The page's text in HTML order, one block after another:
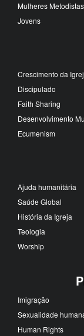
Mulheres
Jovens
Crescimento da
Discipulado
Faith Sharing
Desenvolvimento
Ecumenism
Ajuda humanitária
Saúde Global
História da Igreja
Teologia
Worship
Imigração
Sexualidade
Human Rights